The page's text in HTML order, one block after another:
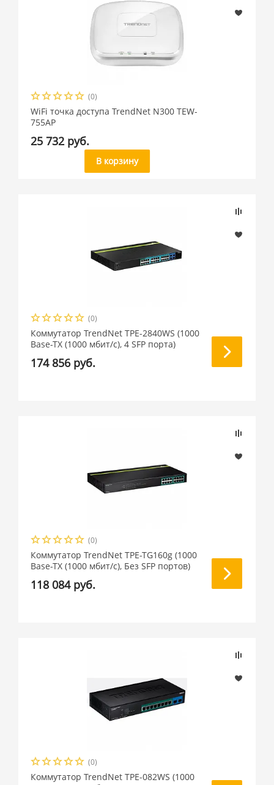
(0)
WiFi точка доступа TrendNet N300 TEW-
755AP
25 732 руб.
В корзину
(0)
Коммутатор TrendNet TPE-2840WS (1000
Base-TX (1000 мбит/с), 4 SFP порта)
174 856 руб.
(0)
Коммутатор TrendNet TPE-TG160g (1000
Base-TX (1000 мбит/с), Без SFP портов)
118 084 руб.
(0)
Коммутатор TrendNet TPE-082WS (1000